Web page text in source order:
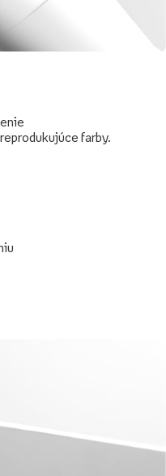
farby.